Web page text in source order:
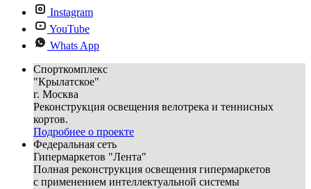
Instagram
YouTube
Whats App
Спорткомплекс
"Крылатское"
г. Москва
Реконструкция освещения велотрека и теннисных
кортов.
Подробнее о проекте
Федеральная сеть
Гипермаркетов "Лента"
Полная реконструкция освещения гипермаркетов
с применением интеллектуальной системы